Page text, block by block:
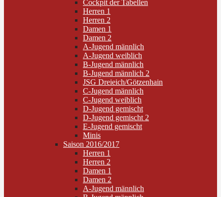
Cockpit der Tabellen
Herren 1
Herren 2
Damen 1
Damen 2
A-Jugend männlich
A-Jugend weiblich
B-Jugend männlich
B-Jugend männlich 2
JSG Dreieich/Götzenhain
C-Jugend männlich
C-Jugend weiblich
D-Jugend gemischt
D-Jugend gemischt 2
E-Jugend gemischt
Minis
Saison 2016/2017
Herren 1
Herren 2
Damen 1
Damen 2
A-Jugend männlich